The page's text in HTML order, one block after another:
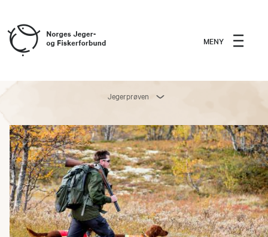
MENY
Jegerprøven